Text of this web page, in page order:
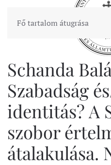
Fő tartalom átugrása
Schanda
Szabadság
identitás? A
szobor
átalakulása.